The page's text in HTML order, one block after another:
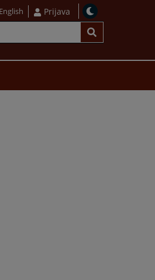
English Prijava